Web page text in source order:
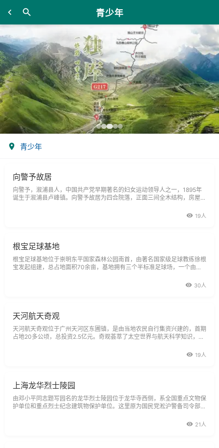
青少年
青少年
向警予故居
向警予，溆浦县人，中国共产党早期著名的妇女运动领导人之一，1895年
诞生于溆浦县卢峰镇。向警予故居为四合院落，正面三间全木结构，房屋低
成，也有图案花纹。故居内陈列有向警予青少年时代的一些文物。故居东面
19人
根宝足球基地
根宝足球基地位于崇明东平国家森林公园南首，由著名国家级足球教练徐根
宝发起组建，总占地面积70余亩，基地拥有三个半标准足球场，一个由德
投资约3000万人民币，从2000年开始建造，2001年10月1日全部竣工。30人
天河航天奇观
天河航天奇观位于广州天河区东圃镇，是由当地农民自行集资兴建的，首期
占地20多公顷，总投资2.5亿元。奇观荟萃了太空世界与航天科学知识，采
展示与介绍我国和世界的航空航天技术。共有航天科技馆、火箭发射指挥中
19人
上海龙华烈士陵园
由邓小平同志题写园名的龙华烈士陵园位于龙华寺西侧，系全国重点文物保
护单位和重点烈士纪念建筑物保护单位。这里原为国民党淞沪警备司令部旧
纪90年代初与上海烈士陵园合并建设。1995年7月1日建成开放，是一座集
21人